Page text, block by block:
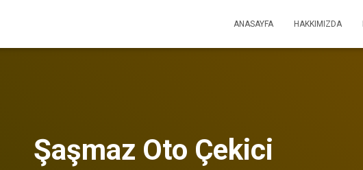
ANASAYFA HAKKIMIZDA
Şaşmaz Oto Çekici